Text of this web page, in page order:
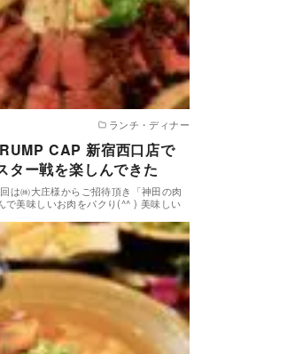
ランチ・ディナー
CAP 新宿西口店で
ター戦を楽しんできた
は㈱大庄様からご招待頂き「神田の肉
で美味しいお肉をパクり(^^ ) 美味しい